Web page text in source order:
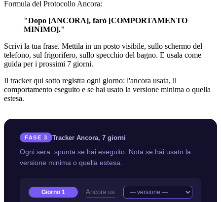
Formula del Protocollo Ancora:
"Dopo [ANCORA], farò [COMPORTAMENTO
MINIMO]."
Scrivi la tua frase. Mettila in un posto visibile, sullo schermo del
telefono, sul frigorifero, sullo specchio del bagno. E usala come
guida per i prossimi 7 giorni.
Il tracker qui sotto registra ogni giorno: l'ancora usata, il
comportamento eseguito e se hai usato la versione minima o quella
estesa.
FASE 3 Tracker Ancora, 7 giorni
Ogni sera: spunta se hai eseguito. Nota se hai usato la
versione minima o quella estesa.
Giorno 1